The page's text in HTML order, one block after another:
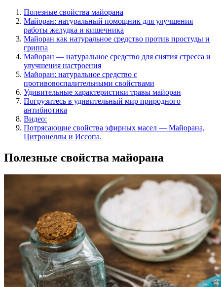
Полезные свойства майорана
Майоран: натуральный помощник для улучшения
работы желудка и кишечника
Майоран как натуральное средство против простуды и
гриппа
Майоран — натуральное средство для снятия стресса и
улучшения настроения
Майоран: натуральное средство с
противовоспалительными свойствами
Удивительные характеристики травы майоран
Погрузитесь в удивительный мир природного
антибиотика
Видео:
Потрясающие свойства эфирных масел — Майорана,
Цитронеллы и Иссопа.
Полезные свойства майорана